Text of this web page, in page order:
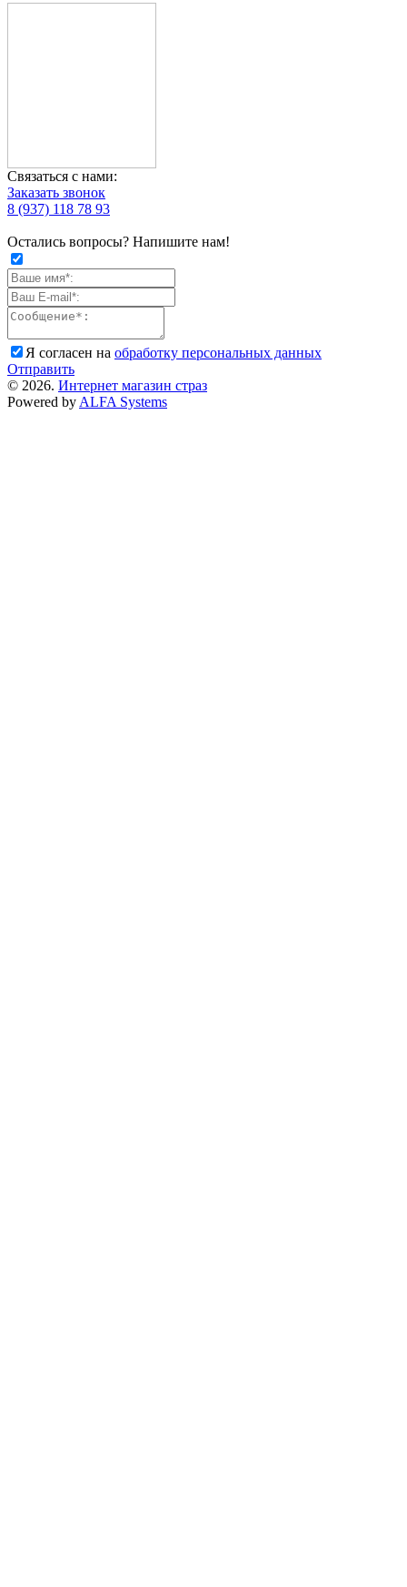
Связаться с нами:
Заказать звонок
8 (937) 118 78 93
Остались вопросы? Напишите нам!
Я согласен на обработку персональных данных
Отправить
© 2026. Интернет магазин страз
Powered by ALFA Systems